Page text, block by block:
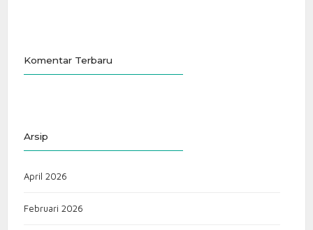
Komentar Terbaru
Arsip
April 2026
Februari 2026